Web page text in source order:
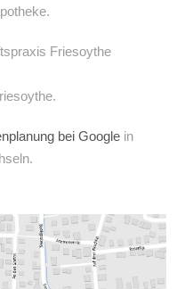
Friesoythe
bei Google in